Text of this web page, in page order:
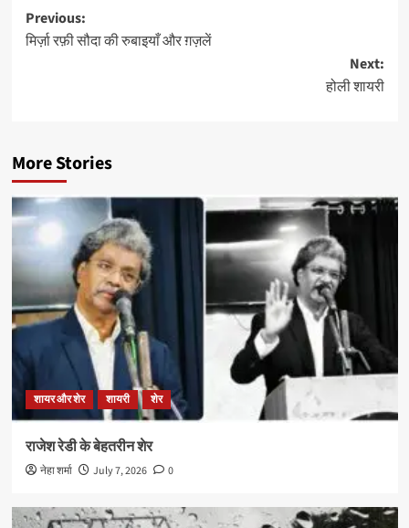
Post
navigation
Previous:
मिर्ज़ा रफ़ी सौदा की रुबाइयाँ और ग़ज़लें
Next:
होली शायरी
More Stories
शायर और शेर शायरी शेर
राजेश रेडी के बेहतरीन शेर
नेहा शर्मा July 7, 2026 0